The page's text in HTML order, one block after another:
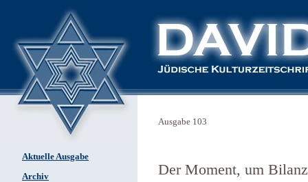
Aktuelle Ausgabe
Archiv
Ausgabe 103
Der Moment, um